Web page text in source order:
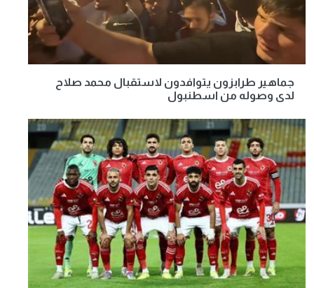
جماهير طرابزون يتوافدون لاستقبال محمد صلاح
لدى وصوله من اسطنبول